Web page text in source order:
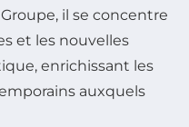
il se concentre
et les nouvelles
enrichissant les
auxquels